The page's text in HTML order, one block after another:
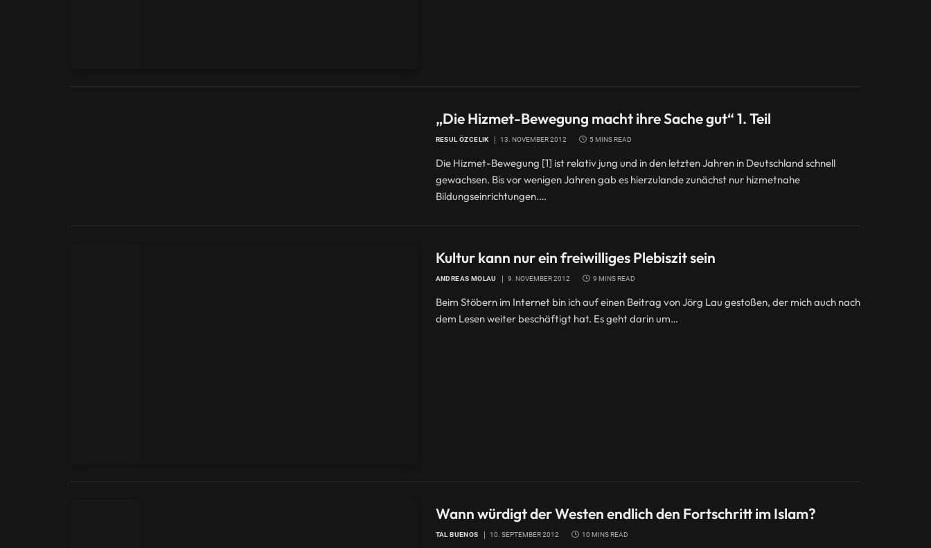
„Die Hizmet-Bewegung macht ihre Sache gut“ 1. Teil
RESUL ÖZCELIK 13. NOVEMBER 2012 5 MINS READ
Die Hizmet-Bewegung [1] ist relativ jung und in den letzten Jahren in Deutschland schnell
gewachsen. Bis vor wenigen Jahren gab es hierzulande zunächst nur hizmetnahe
Bildungseinrichtungen.…
Kultur kann nur ein freiwilliges Plebiszit sein
ANDREAS MOLAU 9. NOVEMBER 2012 9 MINS READ
Beim Stöbern im Internet bin ich auf einen Beitrag von Jörg Lau gestoßen, der mich auch nach
dem Lesen weiter beschäftigt hat. Es geht darin um…
Wann würdigt der Westen endlich den Fortschritt im Islam?
TAL BUENOS 10. SEPTEMBER 2012 10 MINS READ